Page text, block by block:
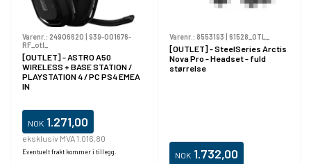
Varenr.: 24906620 | 939-001676-
RF_otl_
[OUTLET] - ASTRO A50
WIRELESS + BASE STATION /
PLAYSTATION 4 / PC PS4 EMEA
IN
NOK 1.271,00
eksklusiv MVA 1.016,80
Eventuelt frakt kommer i tillegg.
Varenr.: 8553193 | 61528_OTL_
[OUTLET] - SteelSeries Arctis
Nova Pro - Headset - fuld
størrelse
NOK 1.732,00